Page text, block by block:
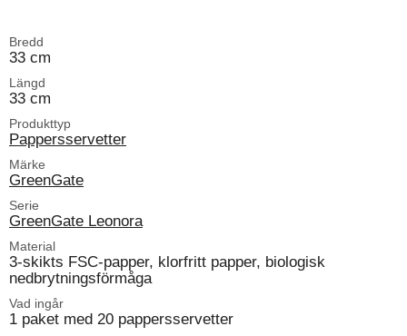
Bredd
33 cm
Längd
33 cm
Produkttyp
Pappersservetter
Märke
GreenGate
Serie
GreenGate Leonora
Material
3-skikts FSC-papper, klorfritt papper, biologisk
nedbrytningsförmåga
Vad ingår
1 paket med 20 pappersservetter